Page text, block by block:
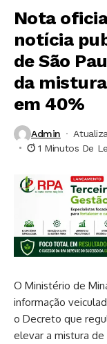
Nota
notícia
de São
da
em 40%
Admin
1 Minutos De
O Ministério de
informação
o Decreto que
elevar a mistura